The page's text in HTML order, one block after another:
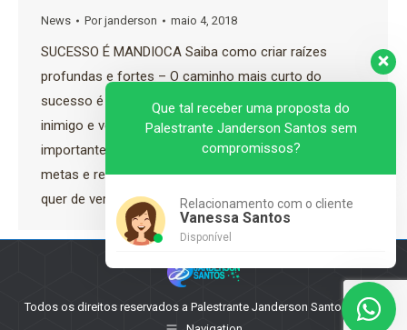
News Porjanderson maio 4, 2018
SUCESSO É MANDIOCA Saiba como criar raízes
profundas e fortes – O caminho mais curto do
sucesso é autossuperação – Deixe de ser seu pior
inimigo e vença seus limites Até que ponto é
importante para você, vencer na vida? Atingir suas
metas e realizar seus sonhos? Até que ponto você
quer de verdade,…
Todos os direitos reservados a Palestrante Janderson Santos - 2025
Que tal receber uma proposta do
Palestrante Janderson Santos sem
compromissos?
Relacionamento com o cliente
Vanessa Santos
Disponível